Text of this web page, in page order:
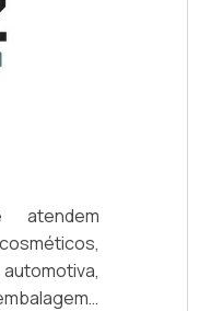
tinta em
atendem
-